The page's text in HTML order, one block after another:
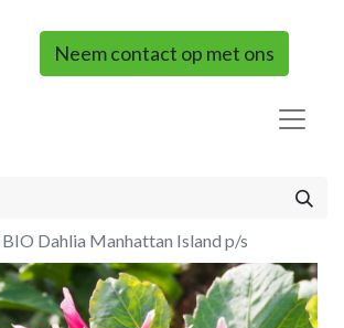
Neem contact op met ons
BIO Dahlia Manhattan Island p/s